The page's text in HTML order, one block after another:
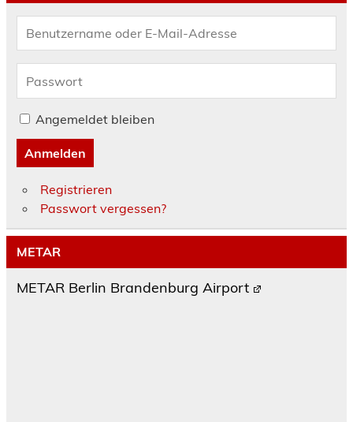
Angemeldet bleiben
Anmelden
Registrieren
Passwort vergessen?
METAR
METAR Berlin Brandenburg Airport